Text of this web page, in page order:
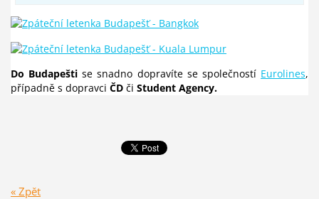
Do Budapešti se snadno dopravíte se společností Eurolines,
případně s dopravci ČDči Student Agency.
« Zpět